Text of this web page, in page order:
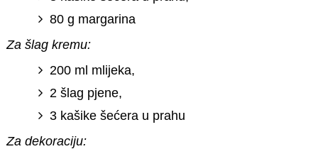
80 g margarina
Za šlag kremu:
200 ml mlijeka,
2 šlag pjene,
3 kašike šećera u prahu
Za dekoraciju: